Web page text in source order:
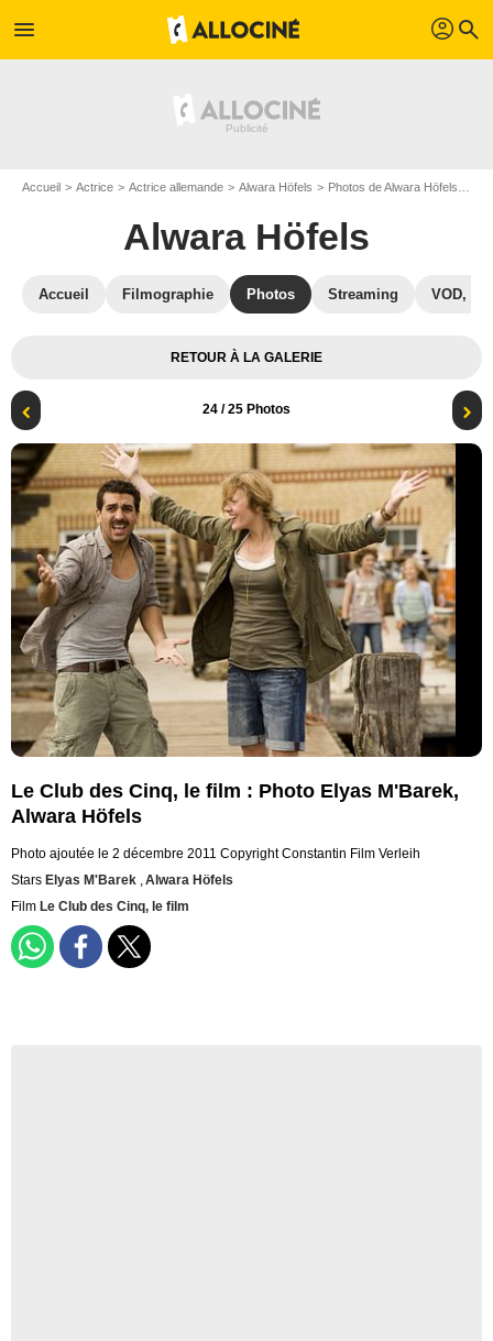
menu profil search
Accueil Actrice Actrice allemande Alwara Höfels Photos de Alwara Höfels
Alwara Höfels
Accueil Filmographie Photos Streaming VOD,
RETOUR À LA GALERIE
24 / 25 Photos
Le Club des Cinq, le film : Photo Elyas M'Barek,
Alwara Höfels
Photo ajoutée le 2 décembre 2011 Copyright Constantin Film Verleih
Stars Elyas M'Barek ,Alwara Höfels
Film Le Club des Cinq, le film